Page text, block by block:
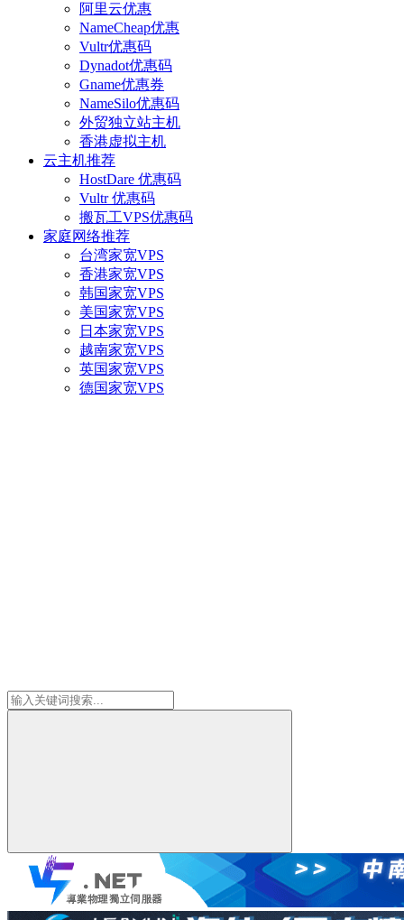
阿里云优惠
NameCheap优惠
Vultr优惠码
Dynadot优惠码
Gname优惠券
NameSilo优惠码
外贸独立站主机
香港虚拟主机
云主机推荐
HostDare 优惠码
Vultr 优惠码
搬瓦工VPS优惠码
家庭网络推荐
台湾家宽VPS
香港家宽VPS
韩国家宽VPS
美国家宽VPS
日本家宽VPS
越南家宽VPS
英国家宽VPS
德国家宽VPS